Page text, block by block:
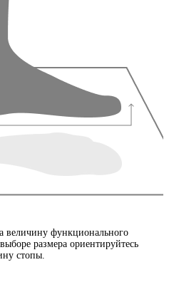
величину функционального
размера ориентируйтесь
стопы.